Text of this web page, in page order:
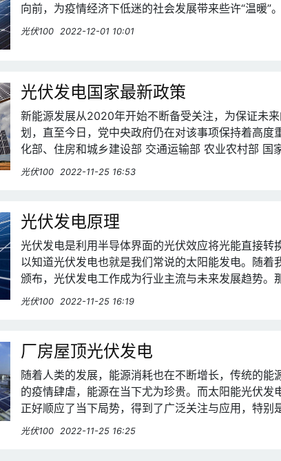
向前，为疫情经济下低迷的社会发展带来些许“温暖”。
光伏100 2022-12-01 10:01
光伏发电国家最新政策
新能源发展从2020年开始不断备受关注，为保证未
划，直至今日，党中央政府仍在对该事项保持着高度
化部、住房和城乡建设部 交通运输部 农业农村部 国
产业创新发展行动计划（2021-2025年）》的通知与
光伏100 2022-11-25 16:53
光伏发电原理
光伏发电是利用半导体界面的光伏效应将光能直接转
以知道光伏发电也就是我们常说的太阳能发电。随着
颁布，光伏发电工作成为行业主流与未来发展趋势。
所了解呢？今天带着疑问一起来探究探究光伏发电的
光伏100 2022-11-25 16:19
厂房屋顶光伏发电
随着人类的发展，能源消耗也在不断增长，传统的能
的疫情肆虐，能源在当下尤为珍贵。而太阳能光伏发
正好顺应了当下局势，得到了广泛关注与应用，特别
的作用。本文将介绍几种在厂房安装光伏发电系统的
光伏100 2022-11-25 16:25